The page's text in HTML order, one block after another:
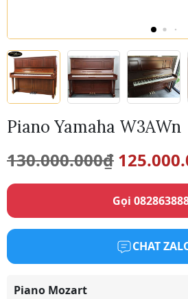
Piano Yamaha W3AWn
130.000.000₫ Giá
gốc
là:
Gọi
CHAT
Piano Mozart